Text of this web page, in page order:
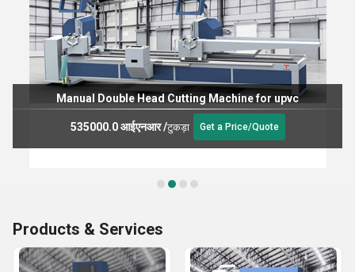
Manual Double Head Cutting Machine for upvc
535000.0 आईएनआर/टुकड़ा Get a Price/Quote
Products & Services